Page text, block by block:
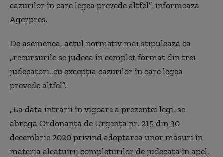
cazurilor în care legea prevede altfel”, informează
Agerpres.
De asemenea, actul normativ mai stipulează că
„recursurile se judecă în complet format din trei
judecători, cu excepţia cazurilor în care legea
prevede altfel”.
„La data intrării în vigoare a prezentei legi, se
abrogă Ordonanţa de Urgenţă nr. 215 din 30
decembrie 2020 privind adoptarea unor măsuri în
materia alcătuirii completurilor de judecată în apel,